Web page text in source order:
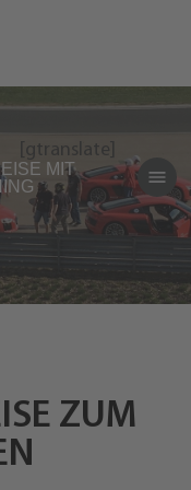
[gtranslate]
MIT
ZUM